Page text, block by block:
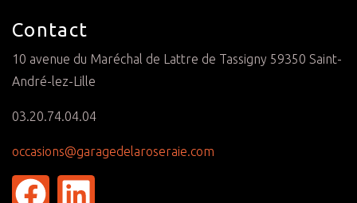
Contact
10 avenue du Maréchal de Lattre de Tassigny 59350 Saint-
André-lez-Lille
03.20.74.04.04
occasions@garagedelaroseraie.com